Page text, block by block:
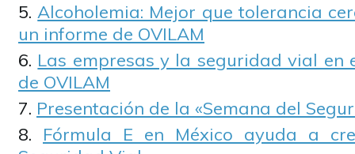
Alcoholemia: Mejor que tolerancia
un informe de OVILAM
Las empresas y la seguridad vial en
de OVILAM
Presentación de la «Semana del
Fórmula E en México ayuda a